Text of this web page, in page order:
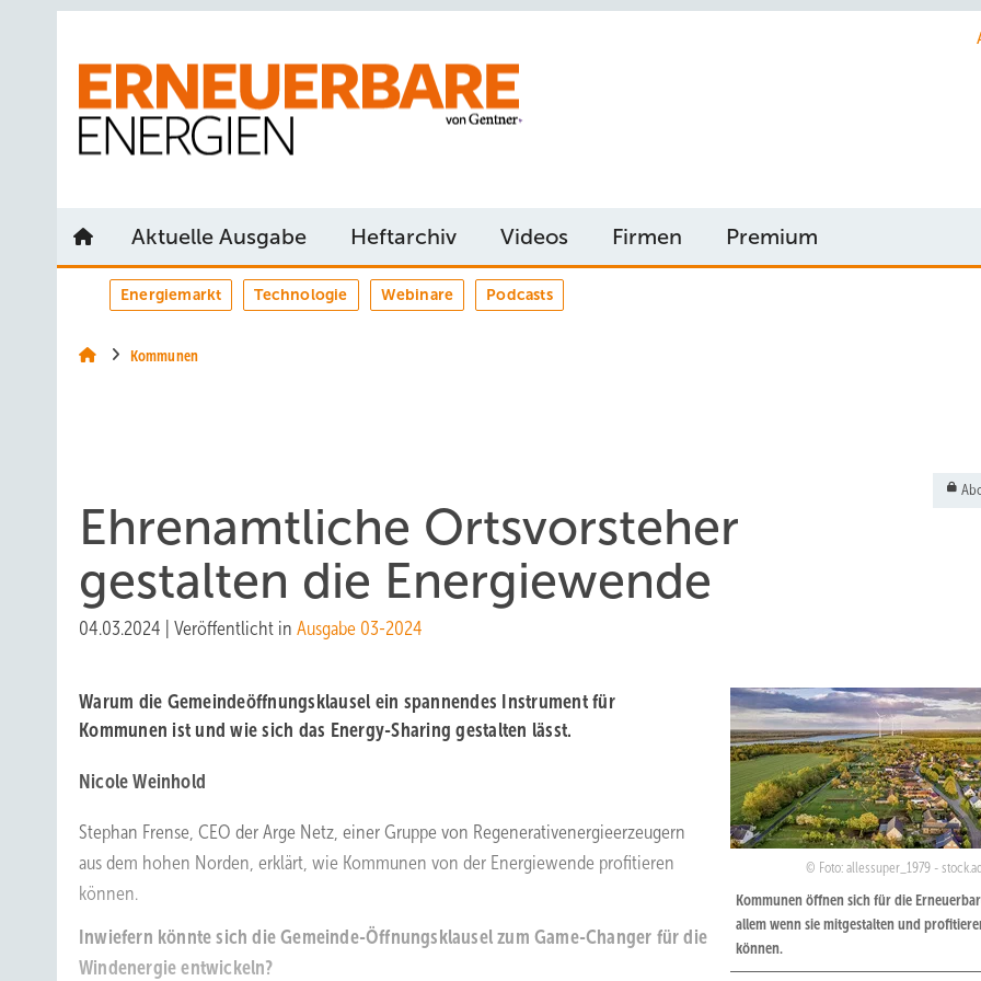
Aktuelle Ausgabe Heftarchiv Videos Firmen Premium
Energiemarkt Technologie Webinare Podcasts
Kommunen
Ehr enamt liche Ortsvorsteher
gestalten die Energiewende
04.03.2024 Veröffentlicht in Ausgabe 03-2024
Foto: allessuper_1979 -
Kommunen öffnen sich für die
allem wenn sie mitgestalten und
können.
Warum die Gemeindeöffnungsklausel ein spannendes Instrument für
Kommunen ist und wie sich das Energy-Sharing gestalten lässt.
Nicole Weinhold
Stephan Frense, CEO der Arge Netz, einer Gruppe von Regenerativenergieerzeugern
aus dem hohen Norden, erklärt, wie Kommunen von der Energiewende profitieren
können.
Inwiefern könnte sich die Gemeinde-Öffnungsklausel zum Game-Changer für die
Windenergie entwickeln?